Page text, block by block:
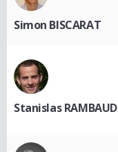
Simon BISCARAT
Stanislas RAMBAUD